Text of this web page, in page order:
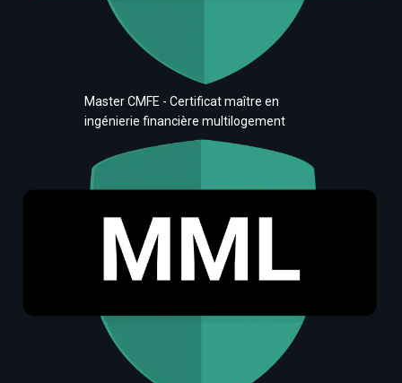
Master CMFE - Certificat maître en
ingénierie financière multilogement